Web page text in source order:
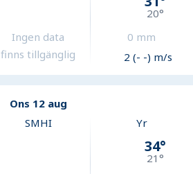
Ingen data
finns tillgänglig
20°
0 mm
2 (- -) m/s
Ons 12 aug
SMHI Yr
34°
21°